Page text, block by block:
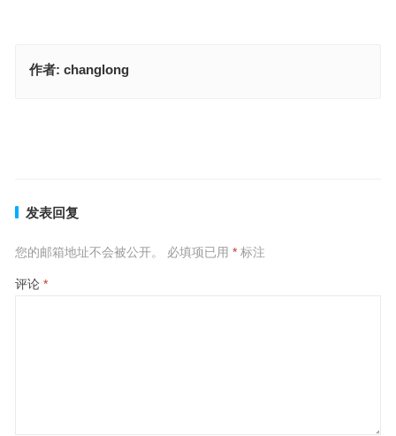
作者: changlong
发表回复
您的邮箱地址不会被公开。 必填项已用 *标注
评论 *